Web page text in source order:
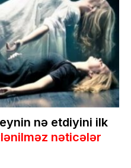
nə etdiyini ilk
nəticələr